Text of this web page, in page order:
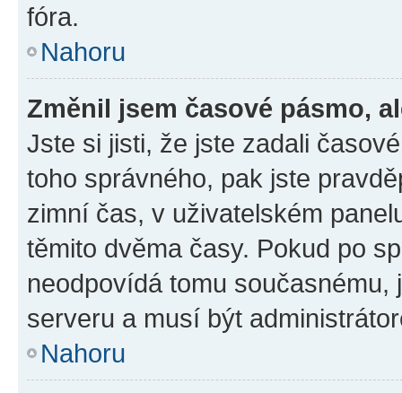
fóra.
Nahoru
Změnil jsem časové pásmo,
Jste si jisti, že jste zadali
toho správného, pak jste
zimní čas, v uživatelském
těmito dvěma časy. Pokud po
neodpovídá tomu
serveru a musí být
Nahoru